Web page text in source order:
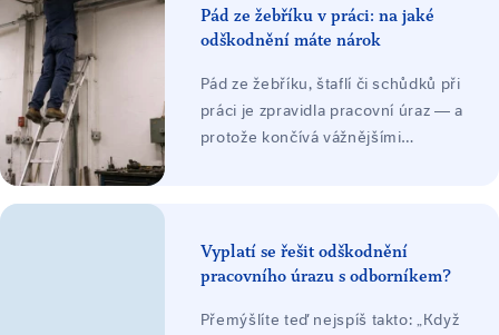
Odškodnění platí zaměstnavatel ze
svého zákonného pojištění.
Pád ze žebříku v práci: na jaké
odškodnění máte nárok
Pád ze žebříku, štaflí či schůdků při
práci je zpravidla pracovní úraz — a
protože končívá vážnějšími
při trvalých následcích ztížení
společenského uplatnění, často
platí zaměstnavatel ze svého
Vyplatí se řešit odškodnění
pracovního úrazu s odborníkem?
Přemýšlíte teď nejspíš takto: „Když